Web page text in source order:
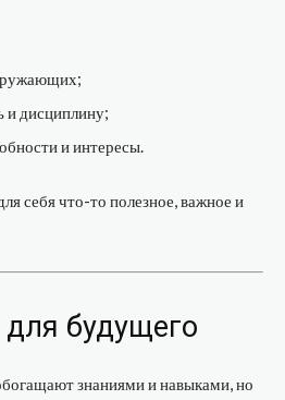
и дисциплину;
и интересы.
себя что-то полезное, важное и
будущего
знаниями и навыками, но